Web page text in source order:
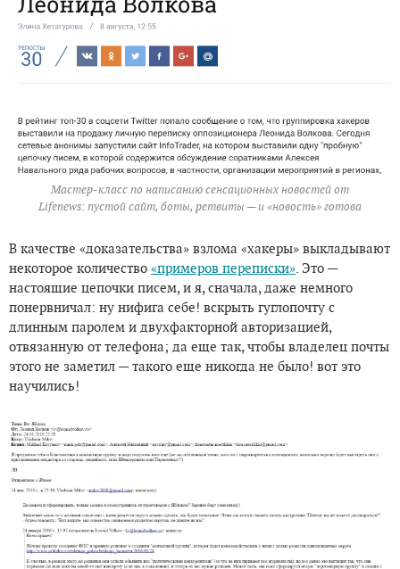
Мастер-класс по написанию сенсационных новостей от
Lifenews: пустой сайт, боты, ретвиты — и «новость» готова
В качестве «доказательства» взлома «хакеры» выкладывают
некоторое количество «примеров переписки». Это —
настоящие цепочки писем, и я, сначала, даже немного
понервничал: ну нифига себе! вскрыть гуглопочту с
длинным паролем и двухфакторной авторизацией,
отвязанную от телефона; да еще так, чтобы владелец почты
этого не заметил — такого еще никогда не было! вот это
научились!